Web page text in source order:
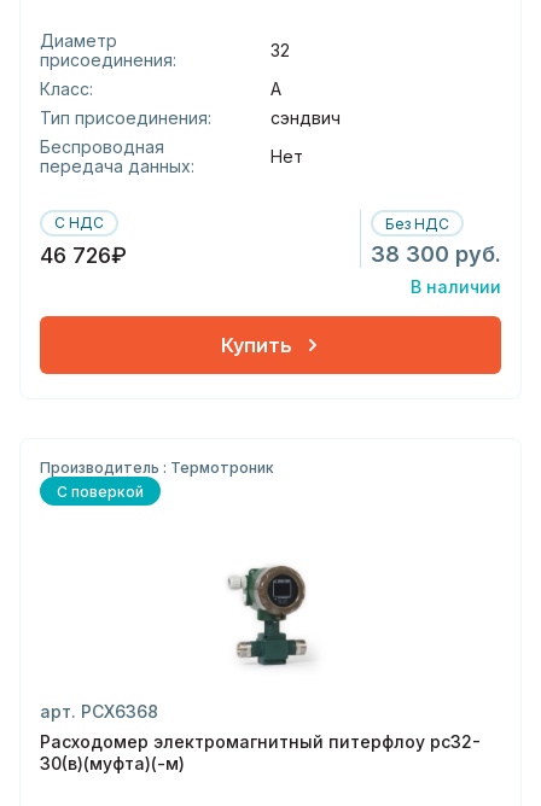
Диаметр
присоединения:
32
Класс:
А
Тип присоединения:
сэндвич
Беспроводная
передача данных:
Нет
С НДС
46 726₽
Без НДС
38 300 руб.
В наличии
Купить
Производитель : Термотроник
С поверкой
арт. РСХ6368
Расходомер электромагнитный питерфлоу рс32-
30(в)(муфта)(-м)